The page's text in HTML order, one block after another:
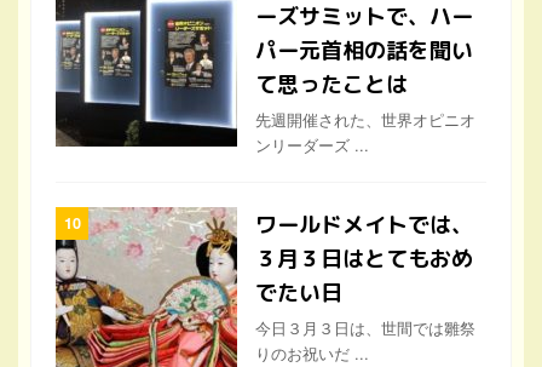
ーズサミットで、ハー
パー元首相の話を聞い
て思ったことは
先週開催された、世界オピニオ
ンリーダーズ ...
ワールドメイトでは、
３月３日はとてもおめ
でたい日
今日３月３日は、世間では雛祭
りのお祝いだ ...